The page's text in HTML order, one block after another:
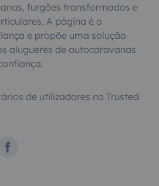
furgões transformados e
A página é o
e propõe uma solução
alugueres de autocaravanas
de utilizadores no Trusted
Facebook